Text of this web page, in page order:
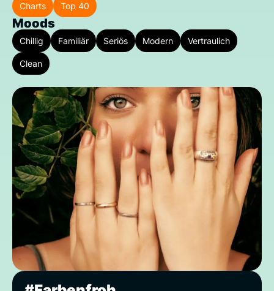
Charts Top 40
Moods
Chillig Familiär Seriös Modern Vertraulich
Clean